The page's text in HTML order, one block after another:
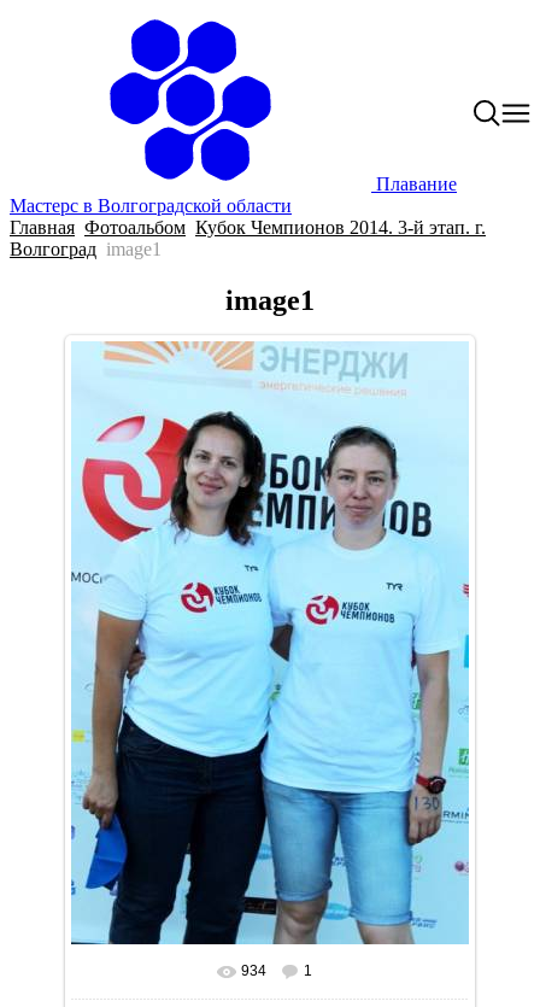
Плавание
Мастерс в Волгоградской области
Главная Фотоальбом Кубок Чемпионов 2014. 3-й этап. г.
Волгоград image1
image1
В реальном размере 508x768
934 1